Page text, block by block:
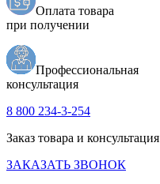
Оплата товара
при получении
Профессиональная
консультация
8 800 234-3-254
Заказ товара и консультация
ЗАКАЗАТЬ ЗВОНОК